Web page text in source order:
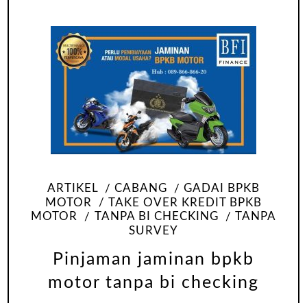
ARTIKEL CABANG
GADAI BPKB
MOTOR
TAKE OVER KREDIT BPKB
MOTOR
TANPA BI CHECKING
TANPA
SURVEY
Pinjaman jaminan bpkb
motor tanpa bi checking